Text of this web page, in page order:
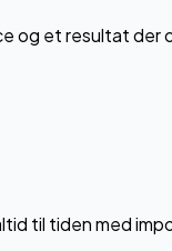
og et resultat
til tiden med